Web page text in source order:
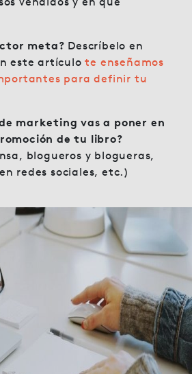
meta? Descríbelo en
este artículote enseñamos
para definir tu
marketing vas a poner en
de tu libro?
blogueros y blogueras,
redes sociales, etc.)